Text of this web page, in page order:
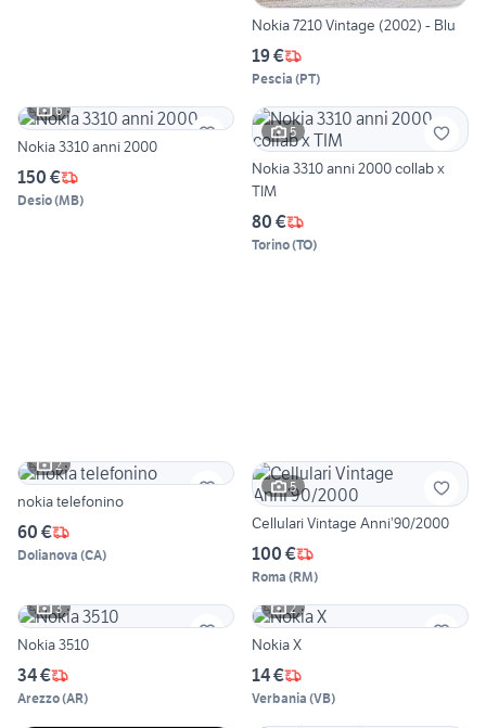
Nokia 7210 Vintage (2002) - Blu
19 €
Pescia (PT)
6
Nokia 3310 anni 2000
150 €
Desio(MB)
5
Nokia 3310 anni 2000 collab x
TIM
80 €
Torino(TO)
2
nokia telefonino
60 €
Dolianova (CA)
5
Cellulari Vintage Anni’90/2000
100 €
Roma (RM)
3
Nokia 3510
34 €
Arezzo(AR)
2
Nokia X
14 €
Verbania (VB)